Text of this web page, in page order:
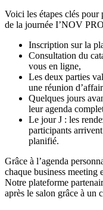
Voici les étapes clés pour
de la journée I’NOV
Inscription sur la
Consultation du
vous en ligne,
Les deux parties
une réunion
Quelques jours
leur agenda
Le jour J : les
participants
planifié.
Grâce à l’agenda
chaque business meeting
Notre plateforme
après le salon grâce à un